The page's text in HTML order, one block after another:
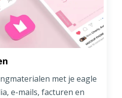
met je eagle
e-mails, facturen en